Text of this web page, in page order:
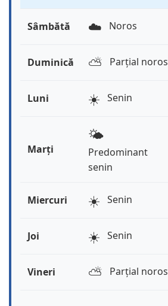
Sâmbătă ☁️ Noros
Duminică ⛅️ Parțial noros
Luni ☀️ Senin
Marți
🌤️
Predominant
senin
Miercuri ☀️ Senin
Joi ☀️ Senin
Vineri ⛅️ Parțial noros